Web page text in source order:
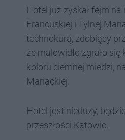
Hotel już zyskał fejm
Francuskiej i Tylnej
technokurą, zdobiący
że malowidło zgrało
koloru ciemnej miedzi,
Mariackiej.
Hotel jest nieduży,
przeszłości Katowic.